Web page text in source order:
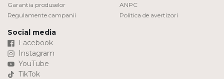
Garantia produselor
Regulamente campanii
ANPC
Politica de avertizori
Social media
Facebook
Instagram
YouTube
TikTok